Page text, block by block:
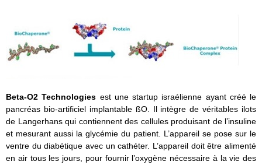
Beta-O2 Technologies est une startup israélienne ayant créé le
pancréas bio-artificiel implantable ßO. Il intègre de véritables ilots
de Langerhans qui contiennent des cellules produisant de l’insuline
et mesurant aussi la glycémie du patient. L’appareil se pose sur le
ventre du diabétique avec un cathéter. L’appareil doit être alimenté
en air tous les jours, pour fournir l’oxygène nécessaire à la vie des